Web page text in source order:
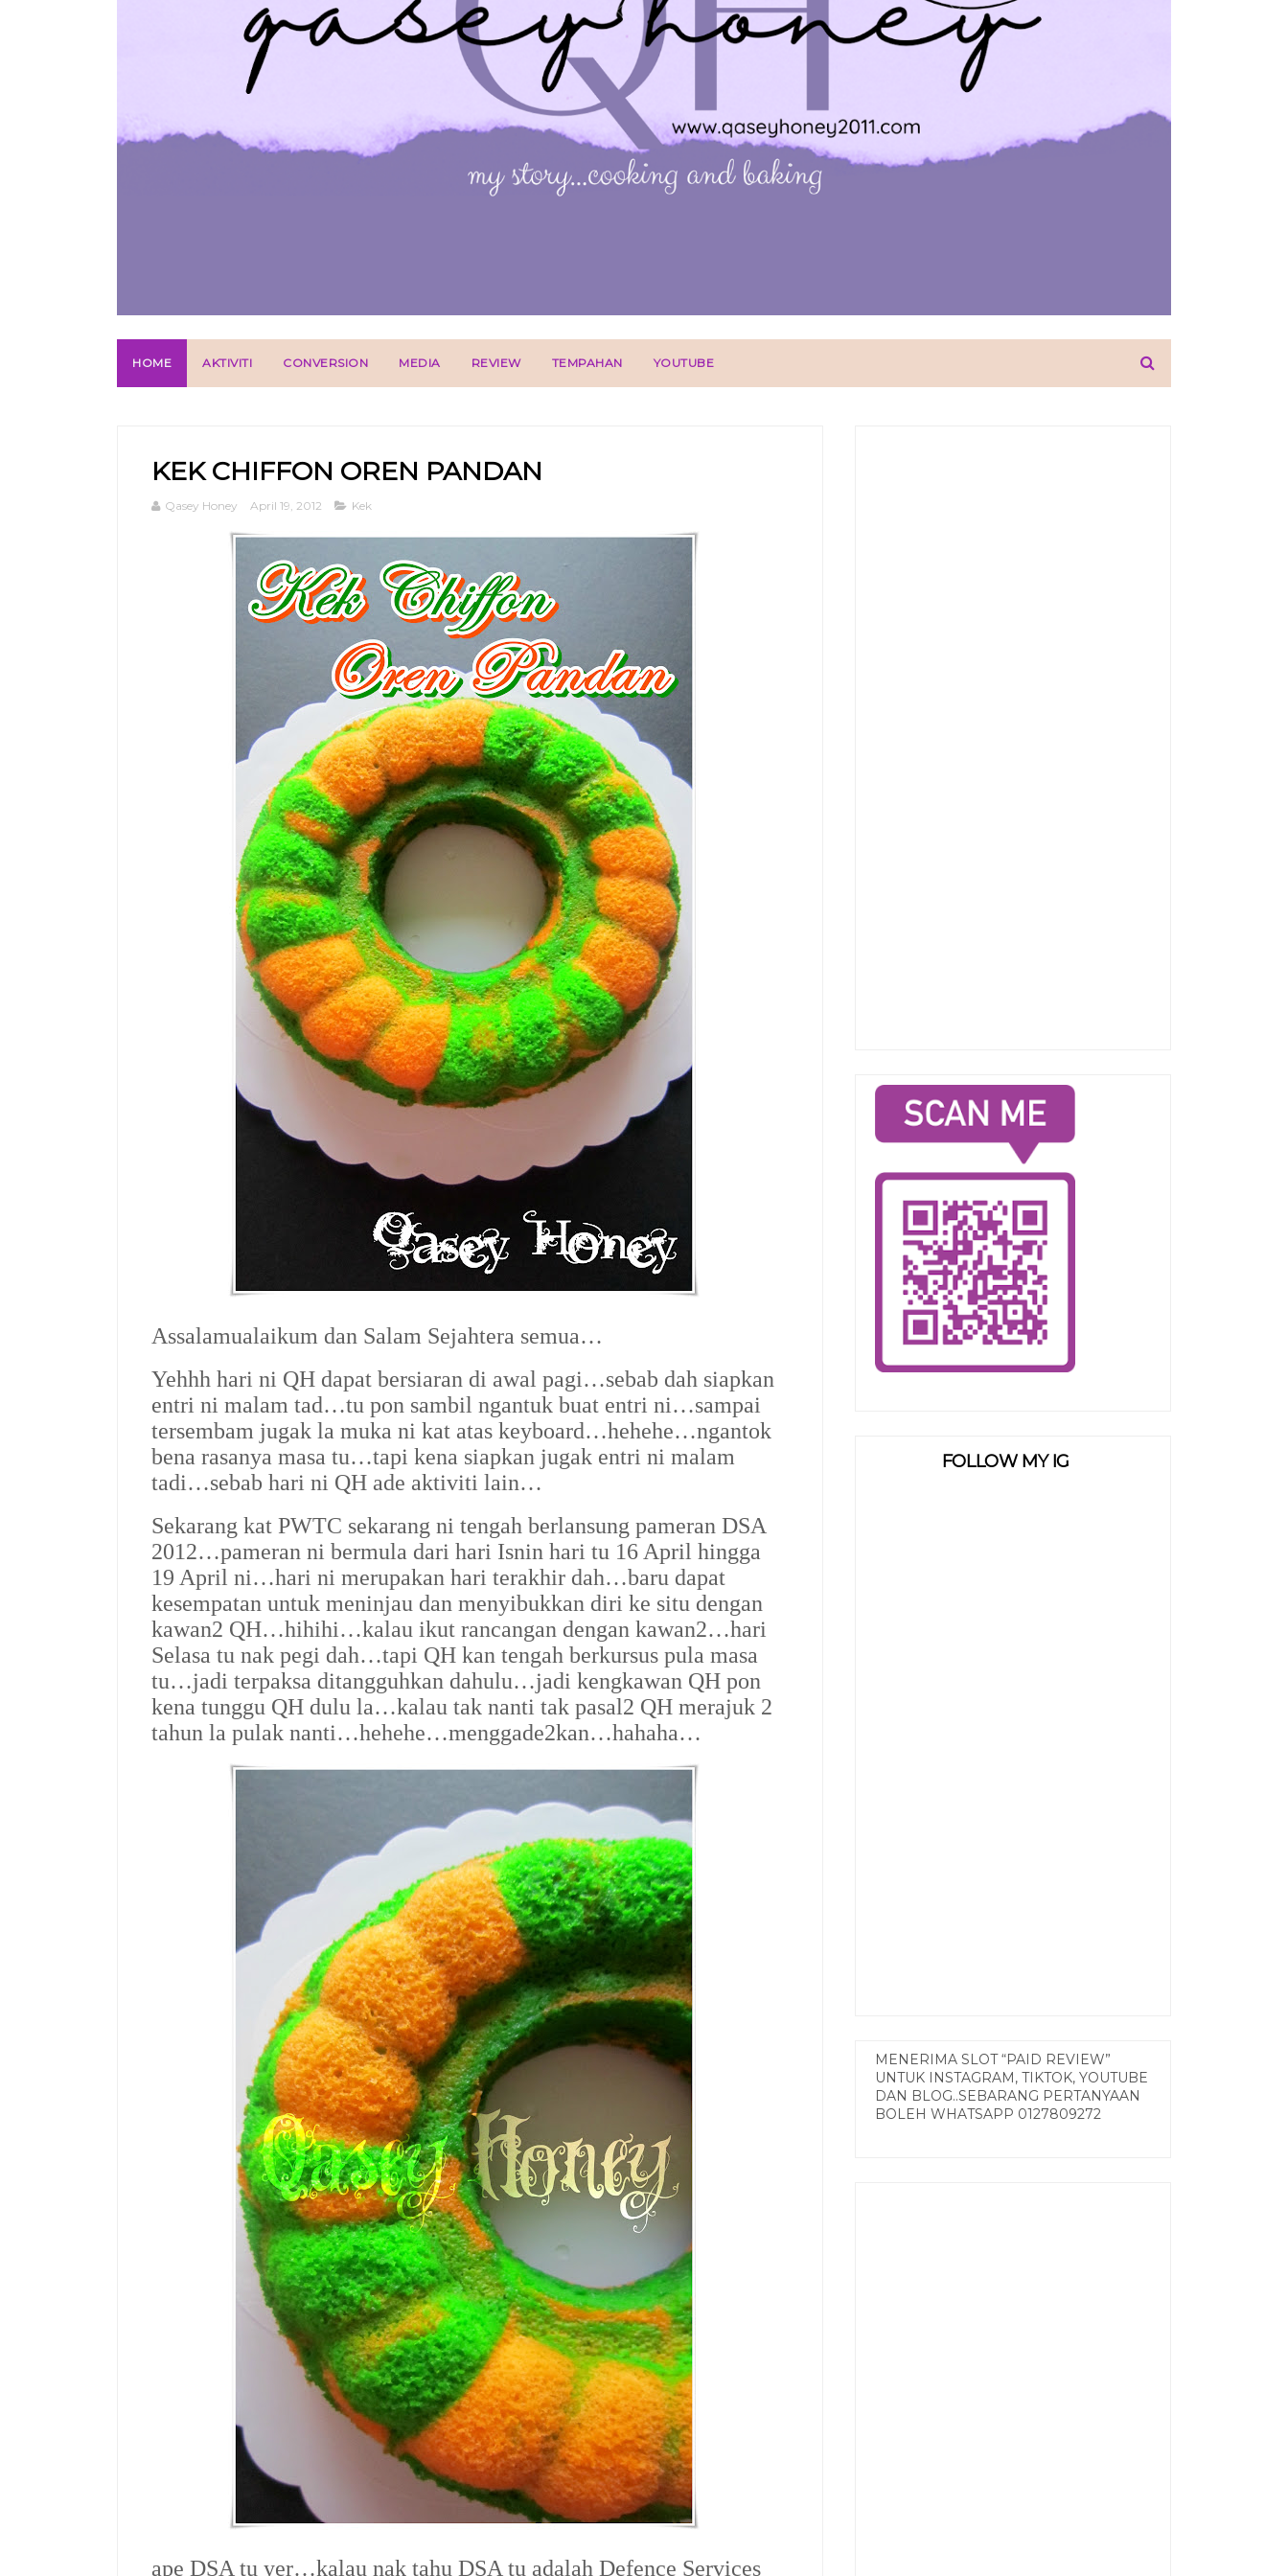
HOME AKTIVITI CONVERSION MEDIA REVIEW TEMPAHAN YOUTUBE
KEK CHIFFON OREN PANDAN
Qasey Honey April 19, 2012 Kek
Assalamualaikum dan Salam Sejahtera semua…
Yehhh hari ni QH dapat bersiaran di awal pagi…sebab dah siapkan
entri ni malam tad…tu pon sambil ngantuk buat entri ni…sampai
tersembam jugak la muka ni kat atas keyboard…hehehe…ngantok
bena rasanya masa tu…tapi kena siapkan jugak entri ni malam
tadi…sebab hari ni QH ade aktiviti lain…
Sekarang kat PWTC sekarang ni tengah berlansung pameran DSA
2012…pameran ni bermula dari hari Isnin hari tu 16 April hingga
19 April ni…hari ni merupakan hari terakhir dah…baru dapat
kesempatan untuk meninjau dan menyibukkan diri ke situ dengan
kawan2 QH…hihihi…kalau ikut rancangan dengan kawan2…hari
Selasa tu nak pegi dah…tapi QH kan tengah berkursus pula masa
tu…jadi terpaksa ditangguhkan dahulu…jadi kengkawan QH pon
kena tunggu QH dulu la…kalau tak nanti tak pasal2 QH merajuk 2
tahun la pulak nanti…hehehe…menggade2kan…hahaha…
ape DSA tu yer…kalau nak tahu DSA tu adalah Defence Services
FOLLOW MY IG
MENERIMA SLOT “PAID REVIEW”
UNTUK INSTAGRAM, TIKTOK, YOUTUBE
DAN BLOG..SEBARANG PERTANYAAN
BOLEH WHATSAPP 0127809272